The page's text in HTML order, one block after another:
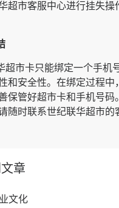
超市客服中心进行挂失操
超市卡只能绑定一个手机
和安全性。 在绑定过程中
保管好超市卡和手机号码
随时联系世纪联华超市的
章
文化